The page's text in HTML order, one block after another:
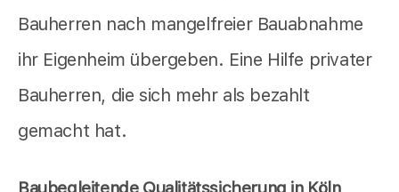
Bauherren nach mangelfreier Bauabnahme
ihr Eigenheim übergeben. Eine Hilfe privater
Bauherren, die sich mehr als bezahlt
gemacht hat.
Baubegleitende Qualitätssicherung in Köln